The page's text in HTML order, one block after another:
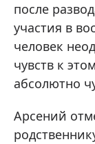
после
участия в
человек
чувств к
абсолютно
Арсений